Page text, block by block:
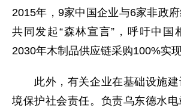
2015年，9家中国企业与6家非政
共同发起“森林宣言”，呼吁中国
2030年木制品供应链采购100%实现
此外，有关企业在基础设施建
境保护社会责任。负责乌东德水